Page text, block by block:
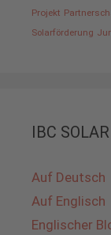
Projekt
Solarförderung
IBC
Auf Deutsch
Auf Englisch
Englischer